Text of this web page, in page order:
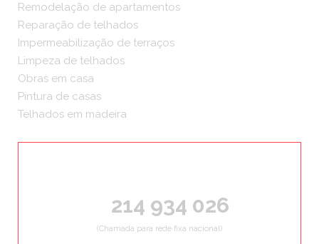
Remodelação de apartamentos
Reparação de telhados
Impermeabilização de terraços
Limpeza de telhados
Obras em casa
Pintura de casas
Telhados em madeira
214 934 026
(Chamada para rede fixa nacional)